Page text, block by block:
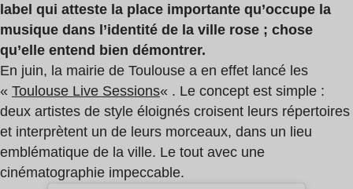
label qui atteste la place importante qu’occupe la
musique dans l’identité de la ville rose ; chose
qu’elle entend bien démontrer.
En juin, la mairie de Toulouse a en effet lancé les
« Toulouse Live Sessions« . Le concept est simple :
deux artistes de style éloignés croisent leurs répertoires
et interprètent un de leurs morceaux, dans un lieu
emblématique de la ville. Le tout avec une
cinématographie impeccable.